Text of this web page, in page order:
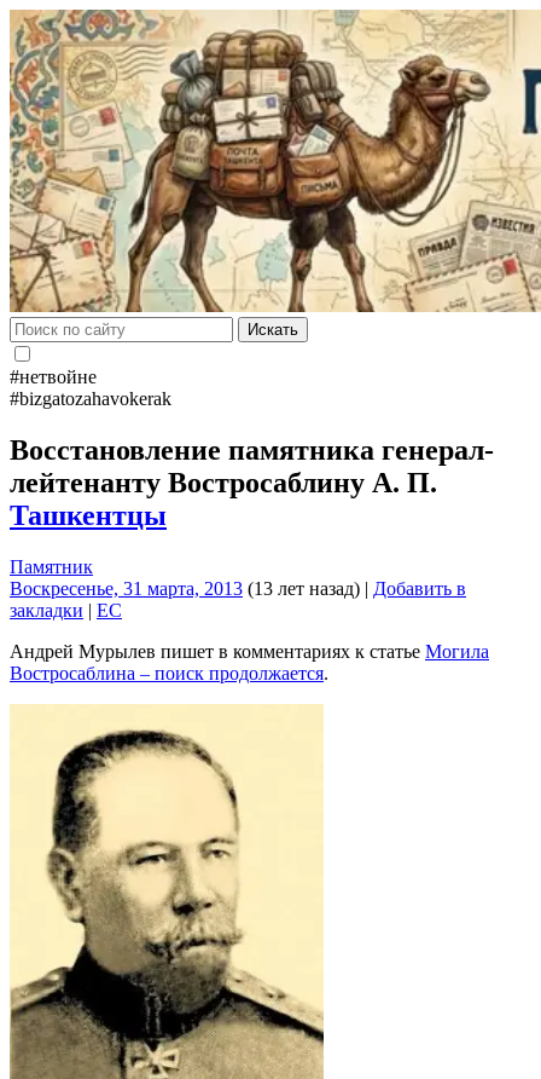
Искать
#нетвойне
#bizgatozahavokerak
Восстановление памятника генерал-
лейтенанту Востросаблину А. П.
Ташкентцы
Памятник
Воскресенье, 31 марта, 2013 (13 лет назад) | Добавить в
закладки | EC
Андрей Мурылев пишет в комментариях к статье Могила
Востросаблина – поиск продолжается.